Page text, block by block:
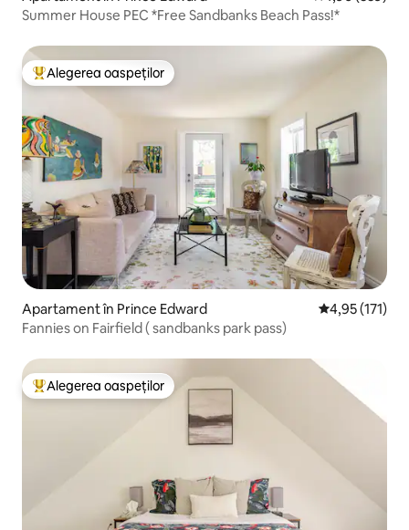
Summer House PEC *Free Sandbanks Beach Pass!*
Locuință din topul categoriei Alegerea oaspeților
Alegerea oaspeților
Apartament în Prince Edward Scor mediu
4,95 (171)
Fannies on Fairfield ( sandbanks park pass)
Locuință din topul categoriei Alegerea oaspeților
Alegerea oaspeților